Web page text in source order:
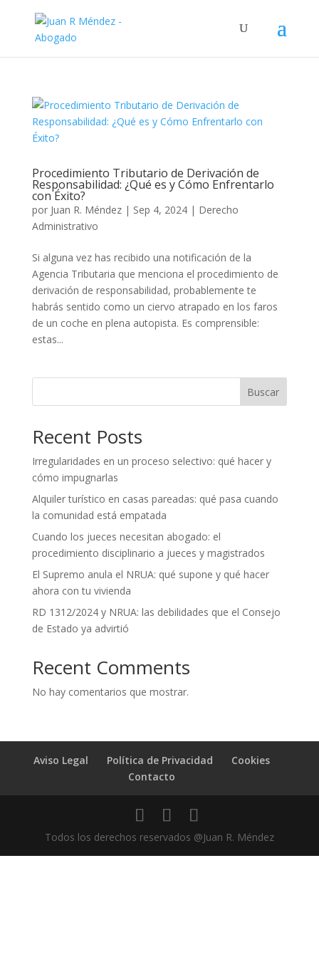
Procedimiento Tributario de Derivación de
Responsabilidad: ¿Qué es y Cómo Enfrentarlo
con Éxito?
por Juan R. Méndez| Sep 4, 2024| Derecho
Administrativo
Si alguna vez has recibido una notificación de la
Agencia Tributaria que menciona el procedimiento de
derivación de responsabilidad, probablemente te
habrás sentido como un ciervo atrapado en los faros
de un coche en plena autopista. Es comprensible:
estas...
Buscar
Recent Posts
Irregularidades en un proceso selectivo: qué hacer y
cómo impugnarlas
Alquiler turístico en casas pareadas: qué pasa cuando
la comunidad está empatada
Cuando los jueces necesitan abogado: el
procedimiento disciplinario a jueces y magistrados
El Supremo anula el NRUA: qué supone y qué hacer
ahora con tu vivienda
RD 1312/2024 y NRUA: las debilidades que el Consejo
de Estado ya advirtió
Recent Comments
No hay comentarios que mostrar.
Aviso Legal Política de Privacidad
Cookies
Contacto
Todos los derechos reservados @Juan R. Méndez